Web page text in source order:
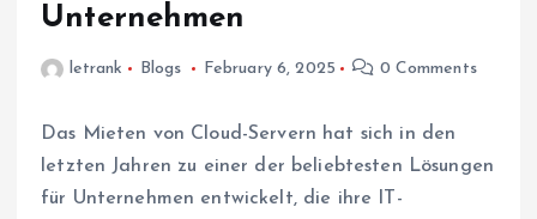
Unternehmen
letrank Blogs February 6, 2025 0 Comments
Das Mieten von Cloud-Servern hat sich in den
letzten Jahren zu einer der beliebtesten Lösungen
für Unternehmen entwickelt, die ihre IT-